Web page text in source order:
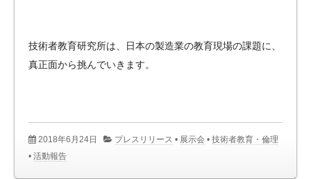
技術者教育研究所は、日本の製造業の教育現場の課題に、
真正面から挑んでいきます。
2018年6月24日 プレスリリース • 展示会 •技術者教育・倫理
• 活動報告